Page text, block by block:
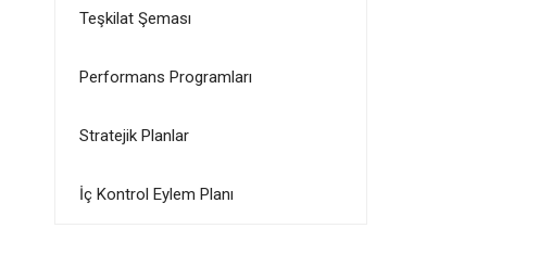
Teşkilat Şeması
Performans Programları
Stratejik Planlar
İç Kontrol Eylem Planı